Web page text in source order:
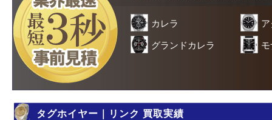
カレラ
グランドカレラ
タグホイヤー｜リンク 買取実績